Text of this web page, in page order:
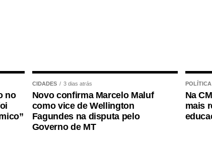
responsabilidade, transparência e igualdade
no
CIDADES 3 dias atrás
Novo confirma Marcelo Maluf
como vice de Wellington
Fagundes na disputa pelo
Governo de MT
POLÍTICA
Na
mais